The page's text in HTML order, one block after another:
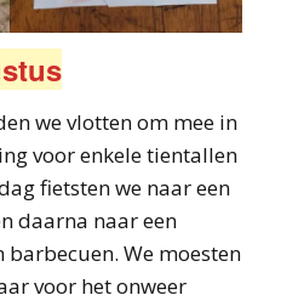
we vlotten om mee in
voor enkele tientallen
fietsten we naar een
daarna naar een
We moesten
voor het onweer